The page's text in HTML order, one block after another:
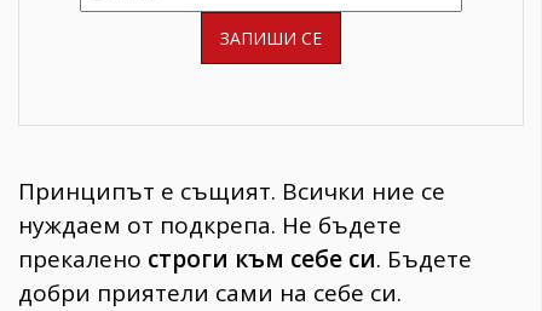
Принципът е същият. Всички ние се
нуждаем от подкрепа. Не бъдете
прекалено строги към себе си. Бъдете
добри приятели сами на себе си.